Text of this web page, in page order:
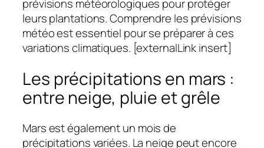
prévisions météorologiques pour protéger
leurs plantations. Comprendre les prévisions
météo est essentiel pour se préparer à ces
variations climatiques. [externalLink insert]
Les précipitations en mars :
entre neige, pluie et grêle
Mars est également un mois de
précipitations variées. La neige peut encore